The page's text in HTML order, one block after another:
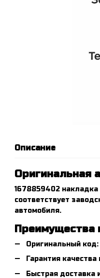
Описание
Оригинальная
1678859402
соответствует
автомобиля.
Преимущества
Оригинальный
Гарантия
Быстрая доставка